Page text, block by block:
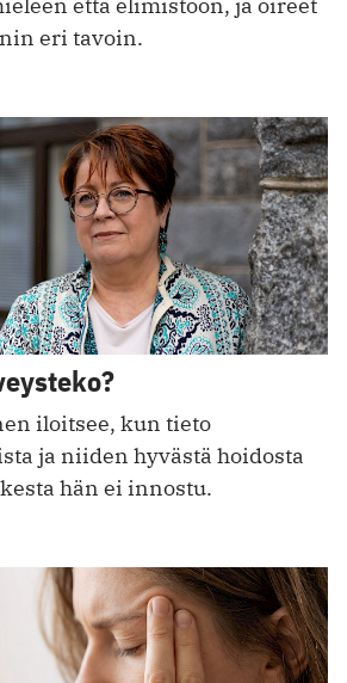
eri tavoin.
iloitsee, kun tieto
ja niiden hyvästä hoidosta
hän ei innostu.